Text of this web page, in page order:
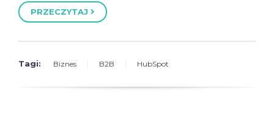
PRZECZYTAJ
Tagi: Biznes B2B HubSpot